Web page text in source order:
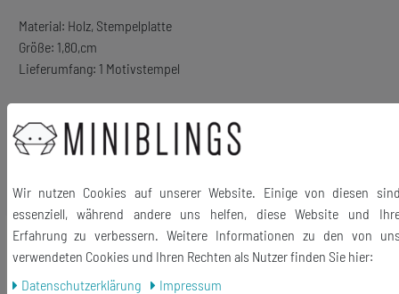
Material: Holz, Stempelplatte
Größe: 1,80,cm
Lieferumfang: 1 Motivstempel
-28%
Roter Stern Handy Anhänger
Miniblings Sterne Star Weihnachten
Kuba emailliert rot
Wir nutzen Cookies auf unserer Website. Einige von diesen
essenziell, während andere uns helfen, diese Website und
Erfahrung zu verbessern. Weitere Informationen zu den von
verwendeten Cookies und Ihren Rechten als Nutzer finden Sie hier:
Daten­schutz­erklärung
Impressum